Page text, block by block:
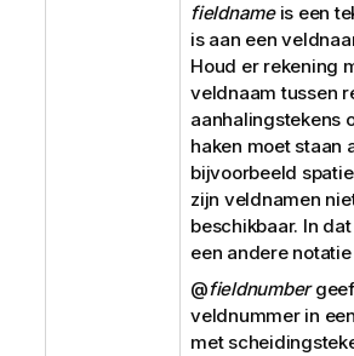
fieldnameis een
is aan een
Houd er rekening
veldnaam tussen
aanhalingstekens
haken moet staan
bijvoorbeeld
zijn veldnamen
beschikbaar. In
een andere
@fieldnumber
veldnummer in
met